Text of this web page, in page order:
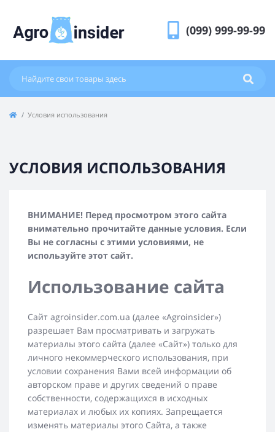
(099) 999-99-99
Условия использования
УСЛОВИЯ ИСПОЛЬЗОВАНИЯ
ВНИМАНИЕ! Перед просмотром этого сайта
внимательно прочитайте данные условия. Если
Вы не согласны с этими условиями, не
используйте этот сайт.
Использование сайта
Сайт agroinsider.com.ua (далее «Agroinsider»)
разрешает Вам просматривать и загружать
материалы этого сайта (далее «Сайт») только для
личного некоммерческого использования, при
условии сохранения Вами всей информации об
авторском праве и других сведений о праве
собственности, содержащихся в исходных
материалах и любых их копиях. Запрещается
изменять материалы этого Сайта, а также